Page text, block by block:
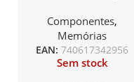
16GB/ DDR5/ 6000MHz/
1.4V/ CL30/ DIMM
Componentes,
Memórias
EAN: 740617342956
Sem stock